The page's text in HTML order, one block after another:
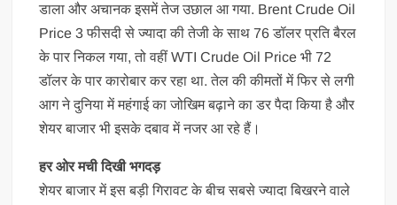
डाला और अचानक इसमें तेज उछाल आ गया. Brent Crude Oil
Price 3 फीसदी से ज्यादा की तेजी के साथ 76 डॉलर प्रति बैरल
के पार निकल गया, तो वहीं WTI Crude Oil Price भी 72
डॉलर के पार कारोबार कर रहा था. तेल की कीमतों में फिर से लगी
आग ने दुनिया में महंगाई का जोखिम बढ़ाने का डर पैदा किया है और
शेयर बाजार भी इसके दबाव में नजर आ रहे हैं।
हर ओर मची दिखी भगदड़
शेयर बाजार में इस बड़ी गिरावट के बीच सबसे ज्यादा बिखरने वाले